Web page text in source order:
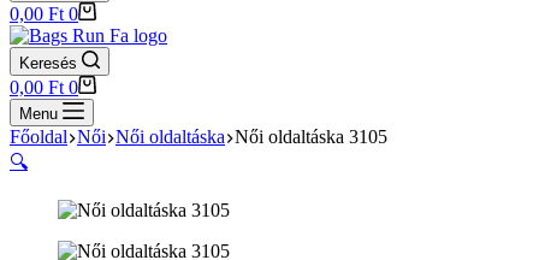
Shopping
cart
0,00 Ft 0
Keresés
Shopping
cart
0,00 Ft 0
Menu
Főoldal Női Női oldaltáska Női oldaltáska 3105
🔍